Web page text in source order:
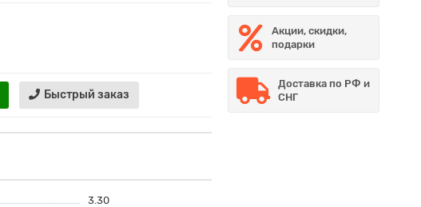
Быстрый заказ
3.30
Акции, скидки,
подарки
Доставка по РФ и
СНГ